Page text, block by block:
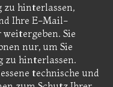
zu hinterlassen,
Ihre E-Mail-
Sie
nur, um Sie
zu hinterlassen.
technische und